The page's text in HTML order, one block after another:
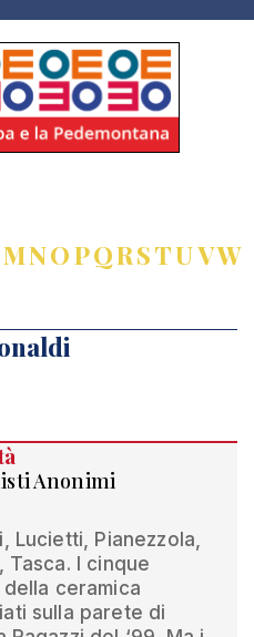
MNOPQRSTUVW
Anonimi
Lucietti, Pianezzola,
Tasca. I cinque
ceramica
sulla parete di